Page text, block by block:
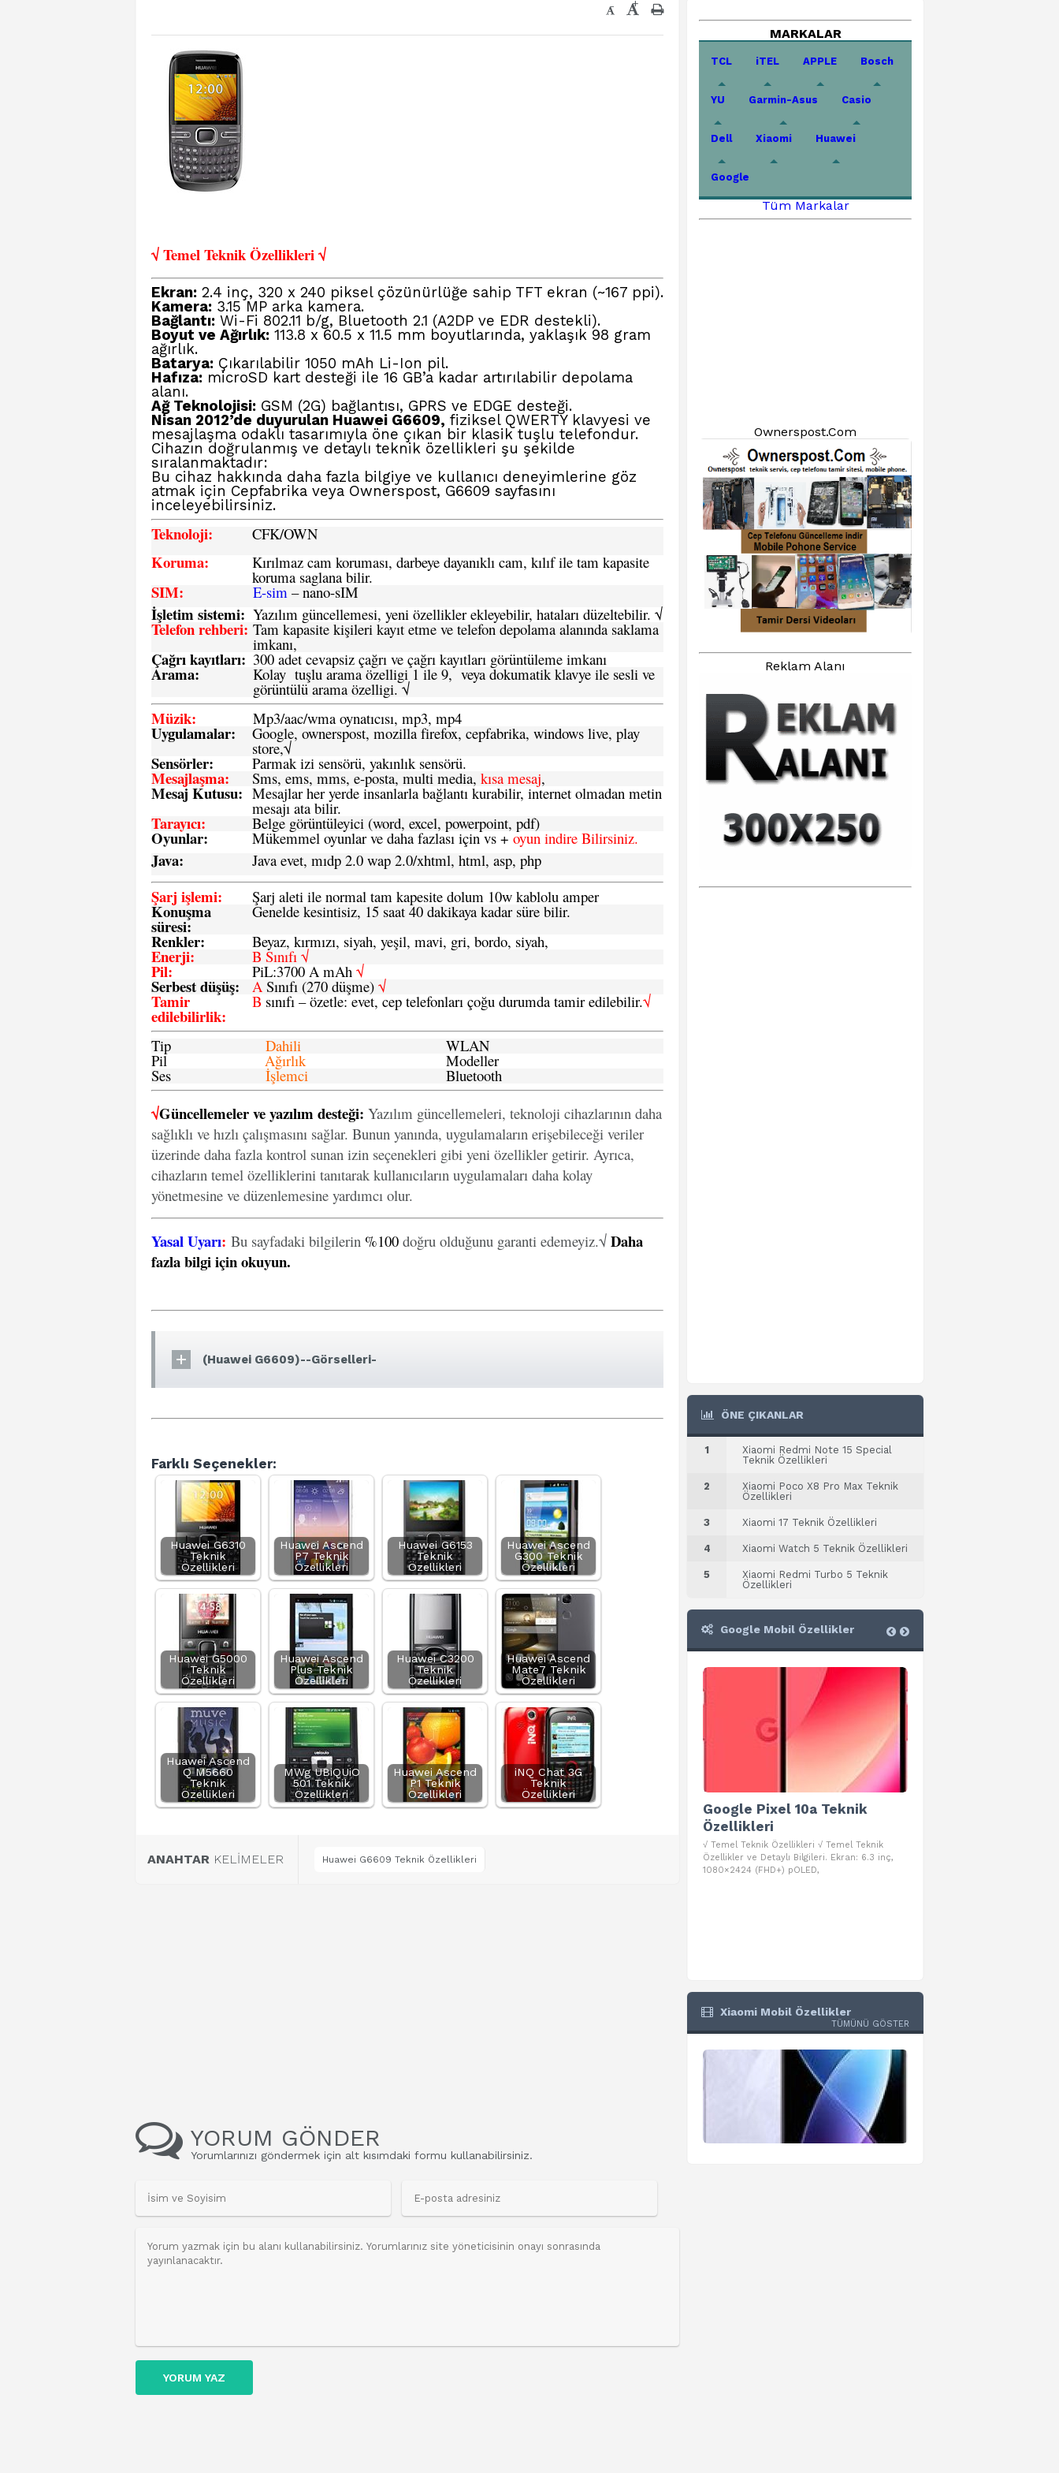
- +
√ Temel Teknik Özellikleri √
Ekran: 2.4 inç, 320 x 240 piksel çözünürlüğe sahip TFT ekran (~167 ppi).
Kamera: 3.15 MP arka kamera.
Bağlantı: Wi-Fi 802.11 b/g, Bluetooth 2.1 (A2DP ve EDR destekli).
Boyut ve Ağırlık: 113.8 x 60.5 x 11.5 mm boyutlarında, yaklaşık 98 gram
ağırlık.
Batarya: Çıkarılabilir 1050 mAh Li-Ion pil.
Hafıza: microSD kart desteği ile 16 GB’a kadar artırılabilir depolama
alanı.
Ağ Teknolojisi: GSM (2G) bağlantısı, GPRS ve EDGE desteği.
Nisan 2012’de duyurulan Huawei G6609, fiziksel QWERTY klavyesi ve
mesajlaşma odaklı tasarımıyla öne çıkan bir klasik tuşlu telefondur.
Cihazın doğrulanmış ve detaylı teknik özellikleri şu şekilde
sıralanmaktadır:
Bu cihaz hakkında daha fazla bilgiye ve kullanıcı deneyimlerine göz
atmak için Cepfabrika veya Ownerspost, G6609 sayfasını
inceleyebilirsiniz.
Teknoloji: CFK/OWN
Koruma: Kırılmaz cam koruması, darbeye dayanıklı cam, kılıf ile tam kapasite
koruma saglana bilir.
SIM: E-sim – nano-sIM
İşletim sistemi: Yazılım güncellemesi, yeni özellikler ekleyebilir, hataları düzeltebilir. √
Telefon rehberi: Tam kapasite kişileri kayıt etme ve telefon depolama alanında saklama
imkanı,
Çağrı kayıtları: 300 adet cevapsiz çağrı ve çağrı kayıtları görüntüleme imkanı
Arama: Kolay tuşlu arama özelligi 1 ile 9, veya dokumatik klavye ile sesli ve
görüntülü arama özelligi. √
Müzik: Mp3/aac/wma oynatıcısı, mp3, mp4
Uygulamalar: Google, ownerspost, mozilla firefox, cepfabrika, windows live, play
store,√
Sensörler: Parmak izi sensörü, yakınlık sensörü.
Mesajlaşma: Sms, ems, mms, e-posta, multi media, kısa mesaj,
Mesaj Kutusu: Mesajlar her yerde insanlarla bağlantı kurabilir, internet olmadan metin
mesajı ata bilir.
Tarayıcı: Belge görüntüleyici (word, excel, powerpoint, pdf)
Oyunlar: Mükemmel oyunlar ve daha fazlası için vs +oyun indire Bilirsiniz.
Java: Java evet, mıdp 2.0 wap 2.0/xhtml, html, asp, php
Şarj işlemi: Şarj aleti ile normal tam kapesite dolum 10w kablolu amper
Konuşma
süresi:
Genelde kesintisiz, 15 saat 40 dakikaya kadar süre bilir.
Renkler: Beyaz, kırmızı, siyah, yeşil, mavi, gri, bordo, siyah,
Enerji: B Sınıfı √
Pil: PiL:3700 A mAh √
Serbest düşüş: ASınıfı (270 düşme) √
Tamir
edilebilirlik:
B sınıfı – özetle: evet, cep telefonları çoğu durumda tamir edilebilir.√
Tip Dahili WLAN
Pil Ağırlık Modeller
Ses İşlemci Bluetooth
√Güncellemeler ve yazılım desteği: Yazılım güncellemeleri, teknoloji cihazlarının daha
sağlıklı ve hızlı çalışmasını sağlar. Bunun yanında, uygulamaların erişebileceği veriler
üzerinde daha fazla kontrol sunan izin seçenekleri gibi yeni özellikler getirir. Ayrıca,
cihazların temel özelliklerini tanıtarak kullanıcıların uygulamaları daha kolay
yönetmesine ve düzenlemesine yardımcı olur.
Yasal Uyarı: Bu sayfadaki bilgilerin %100 doğru olduğunu garanti edemeyiz.√ Daha
fazla bilgi için okuyun.
(Huawei G6609)--Görselleri-
Farklı Seçenekler:
Huawei G6310
Teknik
Özellikleri
Huawei Ascend
P7 Teknik
Özellikleri
Huawei G6153
Teknik
Özellikleri
Huawei Ascend
G300 Teknik
Özellikleri
Huawei G5000
Teknik
Özellikleri
Huawei Ascend
Plus Teknik
Özellikleri
Huawei C3200
Teknik
Özellikleri
Huawei Ascend
Mate7 Teknik
Özellikleri
Huawei Ascend
Q M5660
Teknik
Özellikleri
MWg UBiQUiO
501 Teknik
Özellikleri
Huawei Ascend
P1 Teknik
Özellikleri
iNQ Chat 3G
Teknik
Özellikleri
ANAHTAR KELİMELER Huawei G6609 Teknik Özellikleri
YORUM GÖNDER
Yorumlarınızı göndermek için alt kısımdaki formu kullanabilirsiniz.
YORUM YAZ
MARKALAR
TCL iTEL APPLE Bosch
YU Garmin-Asus Casio
Dell Xiaomi Huawei
Google
Tüm Markalar
Ownerspost.Com
Reklam Alanı
ÖNE ÇIKANLAR
1
Xiaomi Redmi Note 15 Special
Teknik Özellikleri
2
Xiaomi Poco X8 Pro Max Teknik
Özellikleri
3 Xiaomi 17 Teknik Özellikleri
4 Xiaomi Watch 5 Teknik Özellikleri
5
Xiaomi Redmi Turbo 5 Teknik
Özellikleri
Google Mobil Özellikler
Google Pixel 10 Pro Teknik
Google Pixel 10a Teknik
Özellikleri
√ Temel Teknik Özellikleri √ Temel Teknik
Özellikler ve Detaylı Bilgileri. Ekran: 6.3 inç,
1080×2424 (FHD+) pOLED,
Xiaomi Mobil Özellikler
TÜMÜNÜ GÖSTER